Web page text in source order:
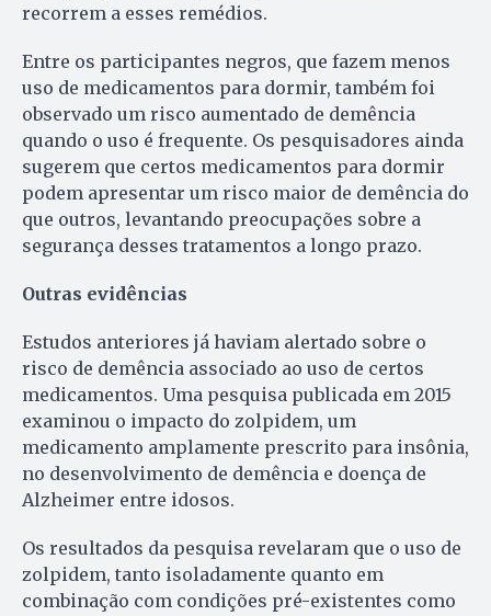
recorrem a esses remédios.
Entre os participantes negros, que fazem menos
uso de medicamentos para dormir, também foi
observado um risco aumentado de demência
quando o uso é frequente. Os pesquisadores ainda
sugerem que certos medicamentos para dormir
podem apresentar um risco maior de demência do
que outros, levantando preocupações sobre a
segurança desses tratamentos a longo prazo.
Outras evidências
Estudos anteriores já haviam alertado sobre o
risco de demência associado ao uso de certos
medicamentos. Uma pesquisa publicada em 2015
examinou o impacto do zolpidem, um
medicamento amplamente prescrito para insônia,
no desenvolvimento de demência e doença de
Alzheimer entre idosos.
Os resultados da pesquisa revelaram que o uso de
zolpidem, tanto isoladamente quanto em
combinação com condições pré-existentes como